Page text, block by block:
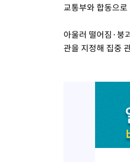
교통부와 합동으
아울러 떨어짐·붕
관을 지정해 집중